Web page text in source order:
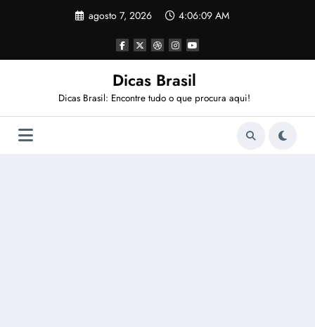
agosto 7, 2026 4:06:10 AM
Dicas Brasil
Dicas Brasil: Encontre tudo o que procura aqui!